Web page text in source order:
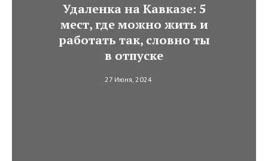
Удаленка на Кавказе: 5
мест, где можно жить и
работать так, словно ты
в отпуске
27 Июня, 2024